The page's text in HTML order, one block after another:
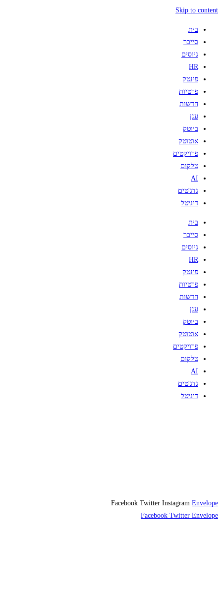
Skip to content
בית
סייבר
גיוסים
HR
פינטק
פרטיות
חדשות
ענן
ביוטק
אוטוטק
פרויקטים
טלקום
AI
גדג'טים
דיגיטל
בית
סייבר
גיוסים
HR
פינטק
פרטיות
חדשות
ענן
ביוטק
אוטוטק
פרויקטים
טלקום
AI
גדג'טים
דיגיטל
Facebook Twitter Instagram Envelope
Facebook Twitter Envelope